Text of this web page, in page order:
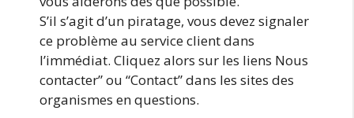
S’il s’agit d’un piratage, vous devez signaler
ce problème au service client dans
l’immédiat. Cliquez alors sur les liens Nous
contacter” ou “Contact” dans les sites des
organismes en questions.